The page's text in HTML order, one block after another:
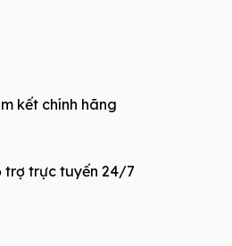
kết chính hãng
trợ trực tuyến 24/7